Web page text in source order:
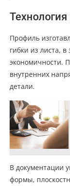
Профиль
гибки из листа,
экономичности.
внутренних
детали.
В документации
формы,